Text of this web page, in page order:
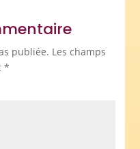
publiée. Les champs
*